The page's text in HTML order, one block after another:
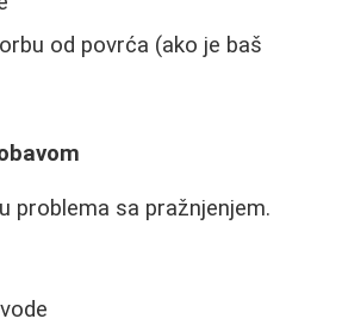
od povrća (ako je baš
problema sa pražnjenjem.